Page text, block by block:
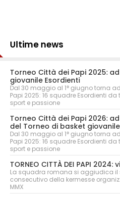
Ultime news
Torneo Città dei Papi 2025:
giovanile Esordienti
Dal 30 maggio al 1° giugno torna
Papi 2025: 16 squadre Esordienti
sport e passione
Torneo Città dei Papi 2026:
del Torneo di basket
Dal 30 maggio al 1° giugno torna
Papi 2025: 16 squadre Esordienti
sport e passione
TORNEO CITTÀ DEI PAPI 2024:
La squadra romana si aggiudica il
consecutivo della kermesse
MMX